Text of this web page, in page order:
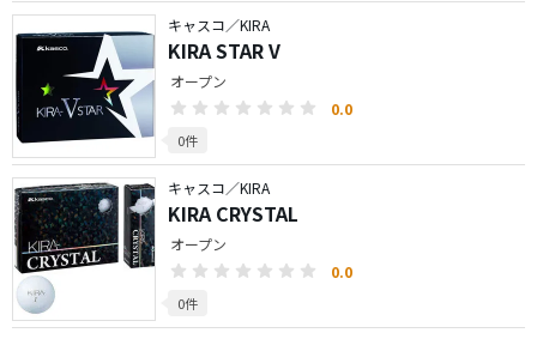
キャスコ／KIRA
KIRA STAR V
オープン
0.0
0件
キャスコ／KIRA
KIRA CRYSTAL
オープン
0.0
0件